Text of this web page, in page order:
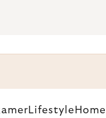
Lifestyle Home